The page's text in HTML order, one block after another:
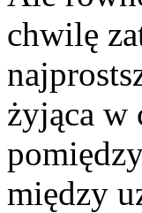
chwilę
żyjąca w
między